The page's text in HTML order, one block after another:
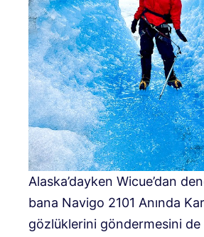
Alaska’dayken Wicue’dan
bana Navigo 2101 Anında
gözlüklerini göndermesini de